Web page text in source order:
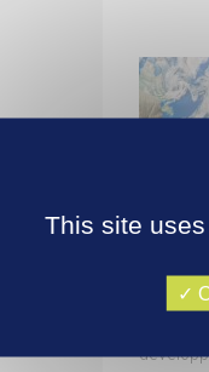
This site